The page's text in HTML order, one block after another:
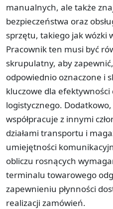
manualnych, ale także
bezpieczeństwa oraz
sprzętu, takiego jak wózki
Pracownik ten musi być
skrupulatny, aby
odpowiednio oznaczone i
kluczowe dla efektywności
logistycznego.
współpracuje z innymi
działami transportu i
umiejętności
obliczu rosnących
terminalu towarowego
zapewnieniu płynności
realizacji zamówień.